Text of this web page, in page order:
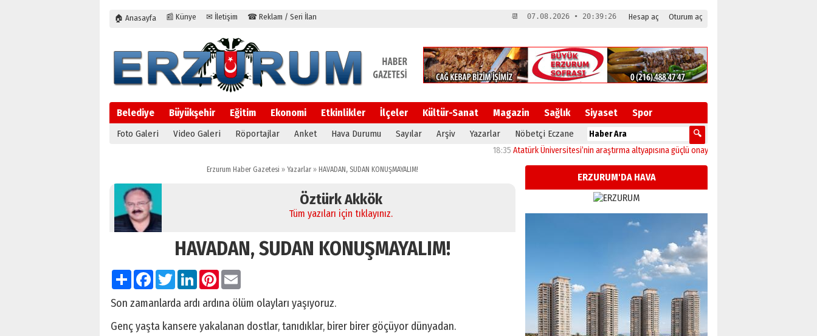
🏠 Anasayfa 📰 Künye ✉ İletişim ☎ Reklam / Seri İlan Hesap aç Oturum aç
📆 07.08.2026 • 20:39:27
Belediye Büyükşehir Eğitim Ekonomi Etkinlikler İlçeler Kültür-Sanat Magazin Sağlık Siyaset Spor
Foto Galeri Video Galeri Röportajlar Anket Hava Durumu Sayılar Arşiv Yazarlar Nöbetçi Eczane
Atatürk Üniversitesi’nin araştırma altyapısına güçlü onay 12:04Oltu’da festival coşkusu konserle
Erzurum Haber Gazetesi » Yazarlar » HAVADAN, SUDAN KONUŞMAYALIM!
Öztürk Akkök
Tüm yazıları için tıklayınız.
HAVADAN, SUDAN KONUŞMAYALIM!
PaylaşFacebook
TwitterLinkedInPinterest
Son zamanlarda ardı ardına ölüm olayları yaşıyoruz.
Genç yaşta kansere yakalanan dostlar, tanıdıklar, birer birer göçüyor dünyadan.
ERZURUM'DA HAVA